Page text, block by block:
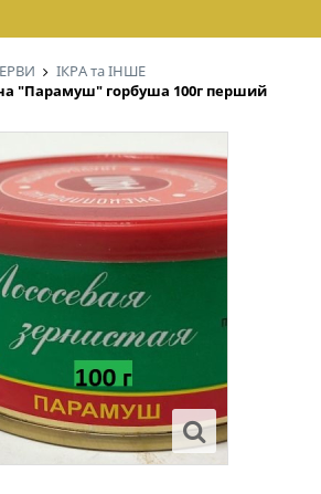
ІКРА та ІНШЕ
"Парамуш" горбуша 100г перший